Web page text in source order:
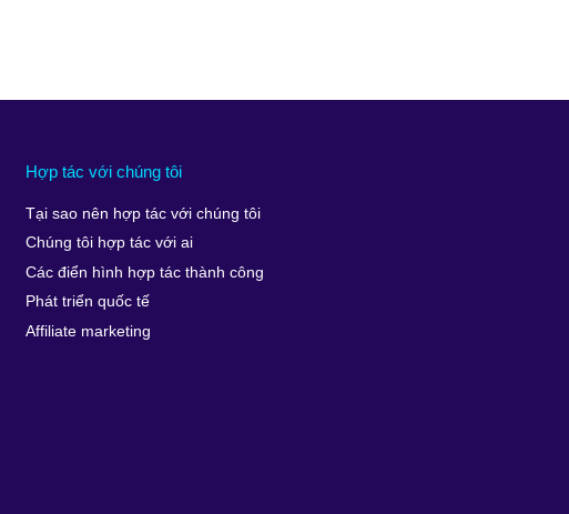
Hợp tác với chúng tôi
Tại sao nên hợp tác với chúng tôi
Chúng tôi hợp tác với ai
Các điển hình hợp tác thành công
Phát triển quốc tế
Affiliate marketing